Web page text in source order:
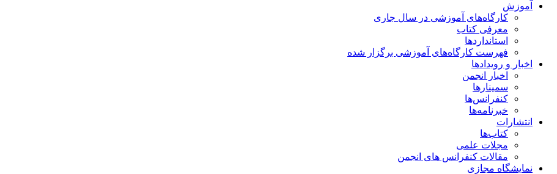
آموزش
کارگاه‌های آموزشی در سال جاری
معرفی کتاب
استانداردها
فهرست کارگاه‌های آموزشی برگزار شده
اخبار و رویدادها
اخبار انجمن
سمینارها
کنفرانس‌ها
خبرنامه‌ها
انتشارات
کتاب‌ها
مجلات علمی
مقالات کنفرانس های انجمن
نمایشگاه مجازی